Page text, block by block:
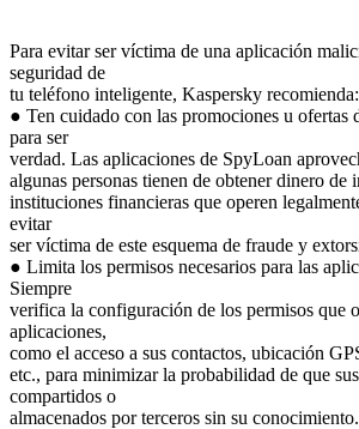
Para evitar ser víctima de una aplicación
seguridad de
tu teléfono inteligente, Kaspersky recomienda:
● Ten cuidado con las promociones u ofertas
para ser
verdad. Las aplicaciones de SpyLoan
algunas personas tienen de obtener dinero de
instituciones financieras que operen
evitar
ser víctima de este esquema de fraude y
● Limita los permisos necesarios para las
Siempre
verifica la configuración de los permisos que
aplicaciones,
como el acceso a sus contactos, ubicación
etc., para minimizar la probabilidad de que
compartidos o
almacenados por terceros sin su conocimiento.